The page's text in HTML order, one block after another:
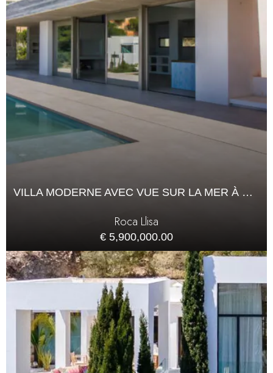
VILLA MODERNE AVEC VUE SUR LA MER À ROCA LLISA
Roca Llisa
€ 5,900,000.00